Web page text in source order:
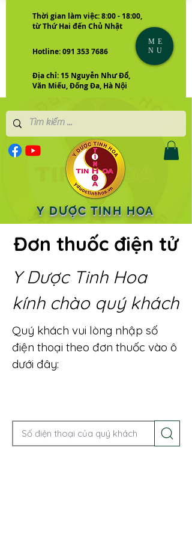
Thời gian làm việc: 8:00 - 18:00,
từ Thứ Hai đến Chủ Nhật
Hotline: 091 353 7686
Địa chỉ: 15 Nguyễn Như Đổ,
Văn Miếu, Đống Đa, Hà Nội
Y DƯỢC TINH HOA
ME
NU
Đơn thuốc điện tử
Y Dược Tinh Hoa
kính chào quý khách
Quý khách vui lòng nhập số
điện thoại theo đơn thuốc vào ô
dưới đây: